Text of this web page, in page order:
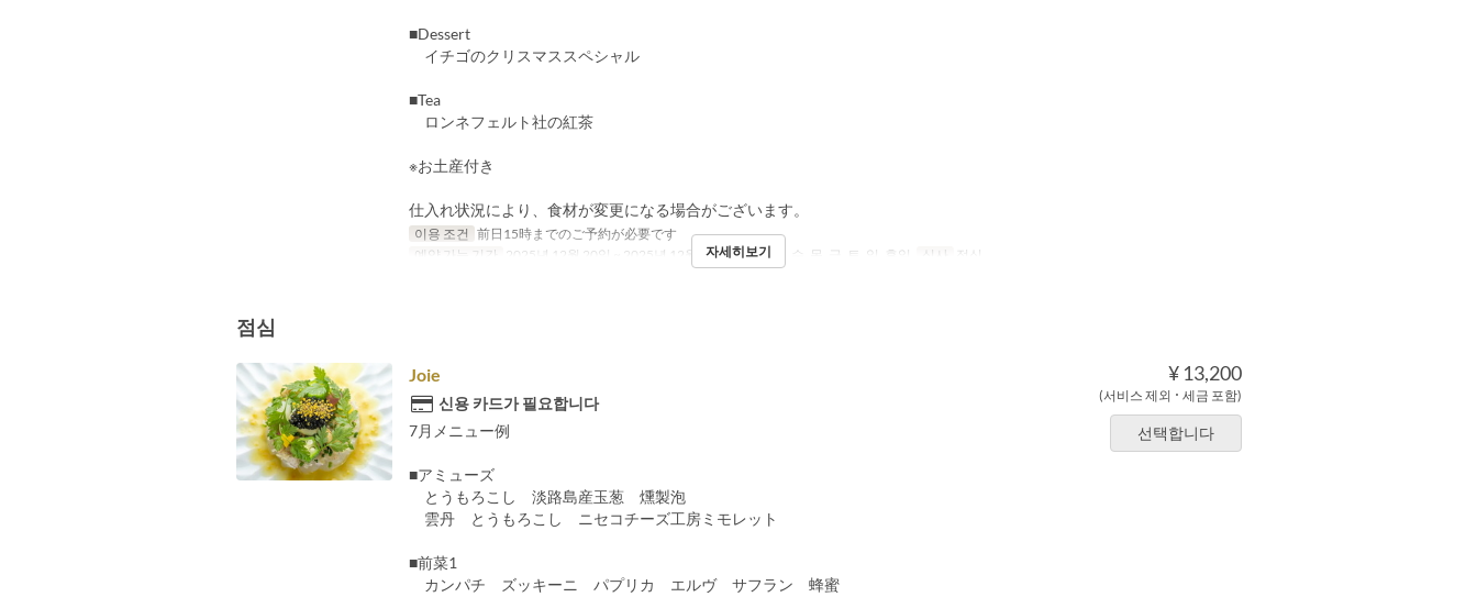
■Dessert
イチゴのクリスマススペシャル
■Tea
ロンネフェルト社の紅茶
※お土産付き
仕入れ状況により、食材が変更になる場合がございます。
이용 조건 前日15時までのご予約が必要です
예약 가능 기간
2025년 12월 20일 ~ 2025년 12월 25일 요일 화, 수, 목, 금, 토, 일, 휴일 식사 점심
자세히보기
점심
¥ 13,200
(서비스 제외 ･ 세금 포함)
선택합니다
Joie
신용 카드가 필요합니다
7月メニュー例
■アミューズ
とうもろこし 淡路島産玉葱 燻製泡
雲丹 とうもろこし ニセコチーズ工房ミモレット
■前菜1
カンパチ ズッキーニ パプリカ エルヴ サフラン 蜂蜜